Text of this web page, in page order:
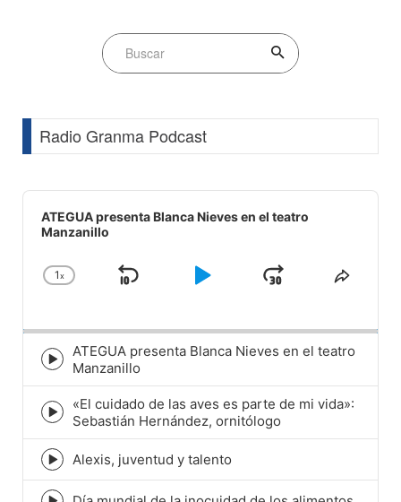
Radio Granma Podcast
Audio
Player
ATEGUA presenta Blanca Nieves en el teatro
Manzanillo
Change
1x
Skip
Play
JumpShare
Episode
play
icon
ATEGUA presenta Blanca Nieves en el teatro
Manzanillo
Episode
play
icon
«El cuidado de las aves es parte de mi vida»:
Sebastián Hernández, ornitólogo
Episode
play
Alexis, juventud y talento